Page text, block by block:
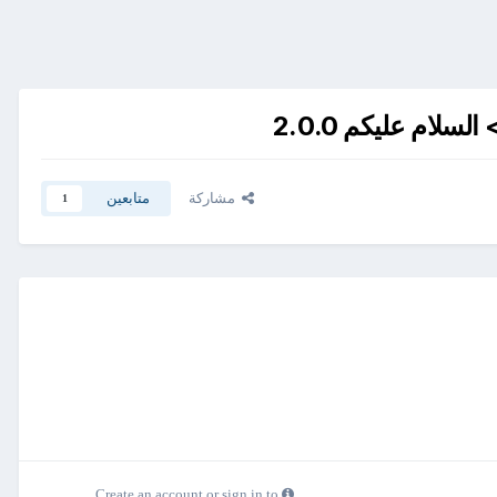
مشاركة متابعين 1